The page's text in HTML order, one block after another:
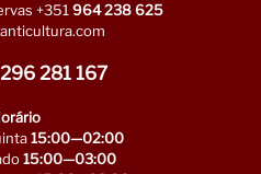
+351964 238 625
281 167
15:00—02:00
15:00—03:00